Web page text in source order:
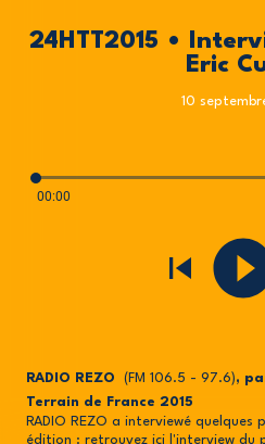
24HTT2015 •
Eric
10
00:00
RADIO REZO (FM 106.5 - 97.6),
Terrain de France 2015
RADIO REZO a interviewé quelques
édition : retrouvez ici l'interview du